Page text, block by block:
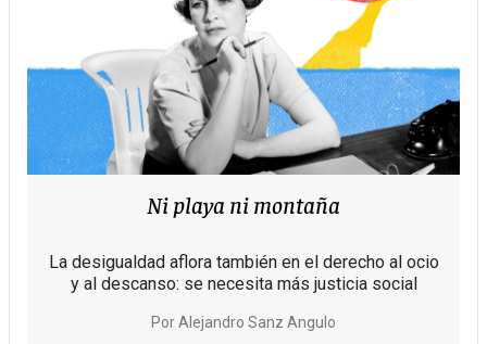
Ni playa ni montaña
La desigualdad aflora también en el derecho al ocio
y al descanso: se necesita más justicia social
PorAlejandro Sanz Angulo